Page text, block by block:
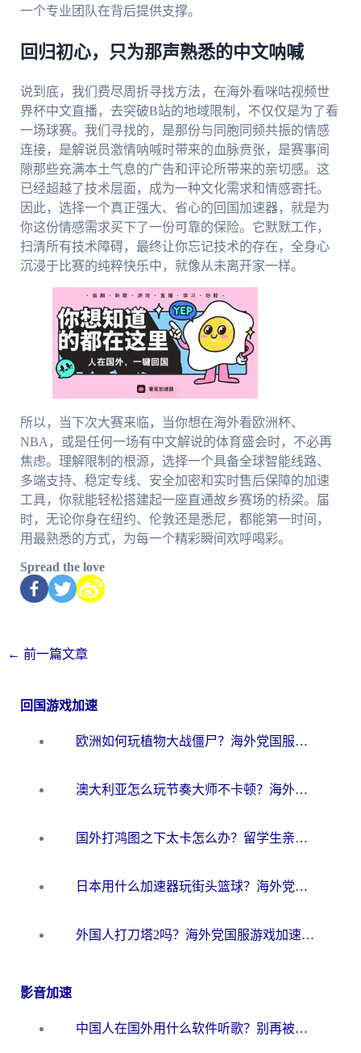
一个专业团队在背后提供支撑。
回归初心，只为那声熟悉的中文呐喊
说到底，我们费尽周折寻找方法，在海外看咪咕视频世
界杯中文直播，去突破B站的地域限制，不仅仅是为了看
一场球赛。我们寻找的，是那份与同胞同频共振的情感
连接，是解说员激情呐喊时带来的血脉贲张，是赛事间
隙那些充满本土气息的广告和评论所带来的亲切感。这
已经超越了技术层面，成为一种文化需求和情感寄托。
因此，选择一个真正强大、省心的回国加速器，就是为
你这份情感需求买下了一份可靠的保险。它默默工作，
扫清所有技术障碍，最终让你忘记技术的存在，全身心
沉浸于比赛的纯粹快乐中，就像从未离开家一样。
所以，当下次大赛来临，当你想在海外看欧洲杯、
NBA，或是任何一场有中文解说的体育盛会时，不必再
焦虑。理解限制的根源，选择一个具备全球智能线路、
多端支持、稳定专线、安全加密和实时售后保障的加速
工具，你就能轻松搭建起一座直通故乡赛场的桥梁。届
时，无论你身在纽约、伦敦还是悉尼，都能第一时间，
用最熟悉的方式，为每一个精彩瞬间欢呼喝彩。
Spread the love
← 前一篇文章
回国游戏加速
欧洲如何玩植物大战僵尸？海外党国服游戏加速避坑指南（附实测对比）
澳大利亚怎么玩节奏大师不卡顿？海外党国服游戏加速终极指南
国外打鸿图之下太卡怎么办？留学生亲测有效的国服游戏加速方案
日本用什么加速器玩街头篮球？海外党国服游戏不卡顿的终极攻略
外国人打刀塔2吗？海外党国服游戏加速避坑全攻略
影音加速
中国人在国外用什么软件听歌？别再被地域限制卡脖子，这篇教你轻松解锁国内音乐库